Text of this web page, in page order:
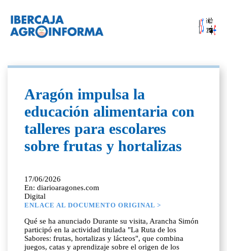
Aragón impulsa la
educación alimentaria con
talleres para escolares
sobre frutas y hortalizas
17/06/2026
En: diarioaragones.com
Digital
ENLACE AL DOCUMENTO ORIGINAL >
Qué se ha anunciado Durante su visita, Arancha Simón
participó en la actividad titulada "La Ruta de los
Sabores: frutas, hortalizas y lácteos", que combina
juegos, catas y aprendizaje sobre el origen de los